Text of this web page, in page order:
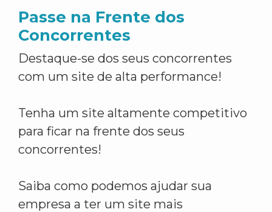
Passe na Frente dos
Concorrentes
Destaque-se dos seus concorrentes
com um site de alta performance!
Tenha um site altamente competitivo
para ficar na frente dos seus
concorrentes!
Saiba como podemos ajudar sua
empresa a ter um site mais